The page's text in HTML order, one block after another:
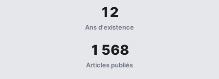
12
Ans d'existence
1 568
Articles publiés